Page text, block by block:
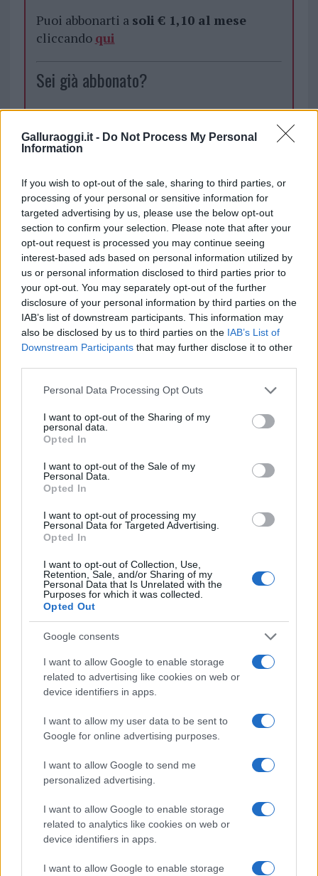
Galluraoggi.it - Do Not Process My Personal
Information
If you wish to opt-out of the sale, sharing to third parties, or
processing of your personal or sensitive information for
targeted advertising by us, please use the below opt-out
section to confirm your selection. Please note that after your
opt-out request is processed you may continue seeing
interest-based ads based on personal information utilized by
us or personal information disclosed to third parties prior to
your opt-out. You may separately opt-out of the further
disclosure of your personal information by third parties on the
IAB’s list of downstream participants. This information may
also be disclosed by us to third parties on the IAB’s List of
Downstream Participants that may further disclose it to other
Please note that this website/app uses one or more Google
not limited to your visit or usage behaviour. You may click to
grant or deny consent to Google and its third-party tags to
use your data for below specified purposes in below Google
consent section.
Personal Data Processing Opt Outs
I want to opt-out of the Sharing of my
personal data.
Opted In
I want to opt-out of the Sale of my
Personal Data.
Opted In
I want to opt-out of processing my
Personal Data for Targeted Advertising.
Opted In
I want to opt-out of Collection, Use,
Retention, Sale, and/or Sharing of my
Personal Data that Is Unrelated with the
Purposes for which it was collected.
Opted Out
Google consents
I want to allow Google to enable storage
related to advertising like cookies on web or
device identifiers in apps.
I want to allow my user data to be sent to
Google for online advertising purposes.
I want to allow Google to send me
personalized advertising.
I want to allow Google to enable storage
related to analytics like cookies on web or
device identifiers in apps.
I want to allow Google to enable storage
Puoi abbonarti a soli € 1,10 al mese
cliccando qui
Sei già abbonato?
Puoi effettuare l'accesso andando nella
sezione Login dal menù del sito o
cliccando
TEMI: Cerco Lavoro Olbia Lavoro Olbia
Inviaci le tue segnalazioni,
i tuoi video e le tue foto
Su WhatsApp al numero +39
345 356 7512
GalluraOggi.it
Ricevi le nostre ultime news
daGoogle News
Condividi l'articolo
F
a
ce
b
o
o
k
T
w
it
te
r
Pi
n
te
re
st
W
h
at
s
A
p
p
S
h
a
re
Prossimo articolo
NOTIZIE RECENTI
Salmo finisce in ospedale a Catania, ma il tour
va avanti: “Sicilia, ci sono”
Jovanotti, Gabry Ponte e Alfa: Olbia ombelico del